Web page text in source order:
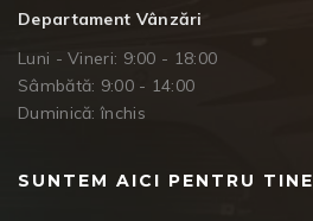
Departament Vânzări
Luni - Vineri: 9:00 - 18:00
Sâmbătă: 9:00 - 14:00
Duminică: închis
SUNTEM AICI PENTRU TINE